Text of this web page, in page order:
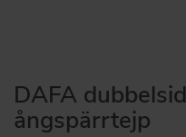
DAFA
ångspärrtejp